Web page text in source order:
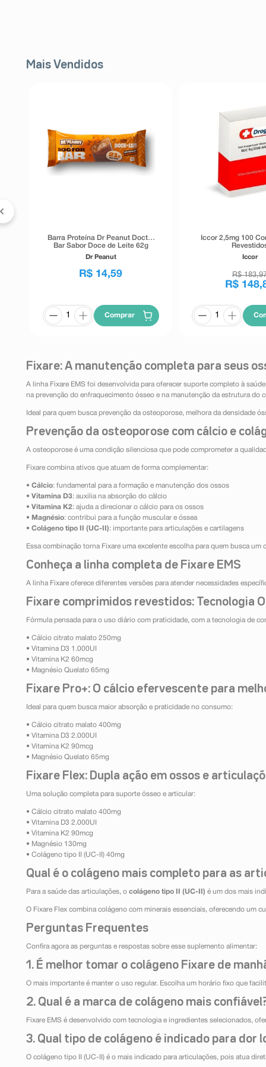
Mais Vendidos
Barra Proteína Dr Peanut Doctor
Bar Sabor Doce de Leite 62g
Dr Peanut
R$ 14,59
Comprar
Iccor 2,5mg 100
Iccor
R$ 183,
R$ 148,
Fixare: A manutenção completa para seus
A linha Fixare EMS foi desenvolvida para oferecer suporte completo à
na prevenção do enfraquecimento ósseo e na manutenção da estrutura do
Ideal para quem busca prevenção da osteoporose, melhora da densidade
Prevenção da osteoporose com cálcio e
A osteoporose é uma condição silenciosa que pode comprometer a
Fixare combina ativos que atuam de forma complementar:
• Cálcio: fundamental para a formação e manutenção dos ossos
• Vitamina D3: auxilia na absorção do cálcio
• Vitamina K2: ajuda a direcionar o cálcio para os ossos
• Magnésio: contribui para a função muscular e óssea
• Colágeno tipo II (UC-II): importante para articulações e cartilagens
Essa combinação torna Fixare uma excelente escolha para quem busca
Conheça a linha completa de Fixare EMS
A linha Fixare oferece diferentes versões para atender necessidades
Fixare comprimidos revestidos: Tecnologia
Fórmula pensada para o uso diário com praticidade, com a tecnologia de
• Cálcio citrato malato 250mg
• Vitamina D3 1.000UI
• Vitamina K2 60mcg
• Magnésio Quelato 65mg
Fixare Pro+: O cálcio efervescente para
Ideal para quem busca maior absorção e praticidade no consumo:
• Cálcio citrato malato 400mg
• Vitamina D3 2.000UI
• Vitamina K2 90mcg
• Magnésio Quelato 65mg
Fixare Flex: Dupla ação em ossos e
Uma solução completa para suporte ósseo e articular:
• Cálcio citrato malato 400mg
• Vitamina D3 2.000UI
• Vitamina K2 90mcg
• Magnésio 130mg
• Colágeno tipo II (UC-II) 40mg
Qual é o colágeno mais completo para as
Para a saúde das articulações, o colágeno tipo II (UC-II) é um dos mais
O Fixare Flex combina colágeno com minerais essenciais, oferecendo um
Perguntas Frequentes
Confira agora as perguntas e respostas sobre esse suplemento alimentar:
1. É melhor tomar o colágeno Fixare de
O mais importante é manter o uso regular. Escolha um horário fixo que
2. Qual é a marca de colágeno mais
Fixare EMS é desenvolvido com tecnologia e ingredientes selecionados,
3. Qual tipo de colágeno é indicado para dor
O colágeno tipo II (UC-II) é o mais indicado para articulações, pois atua